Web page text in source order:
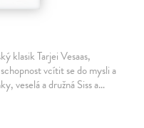
klasik Tarjei Vesaas,
vcítit se do mysli a
veselá a družná Siss a…